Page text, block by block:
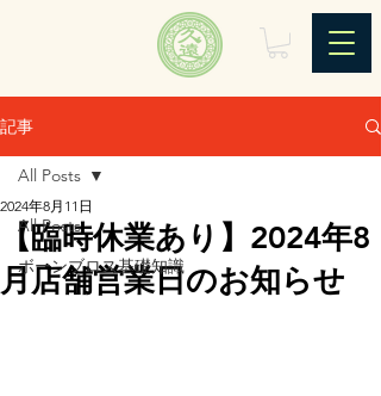
記事
All Posts
ボーンブロス基礎知識
All Posts
【臨時休業あり】2024年8
月店舗営業日のお知らせ
2024年8月11日